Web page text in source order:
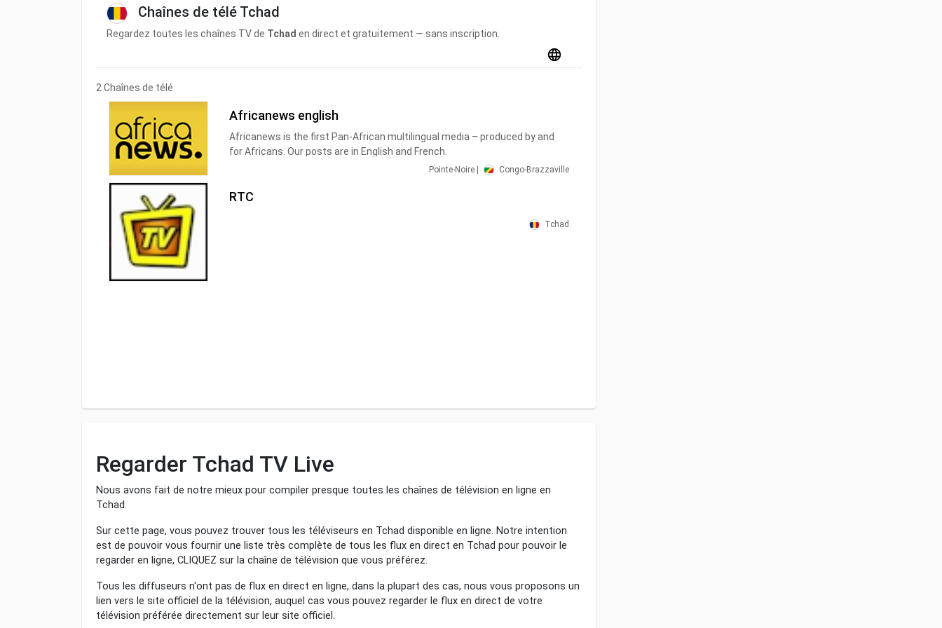
Chaînes de télé Tchad
Regardez toutes les chaînes TV de Tchad en direct et gratuitement — sans inscription.
2 Chaînes de télé
Africanews english
Africanews is the first Pan-African multilingual media – produced by and
for Africans. Our posts are in English and French.
Africanews is available in 38 countries and 11.7 million homes across sub-
saharan Africa Africanews is distributed by operators in the following
African Republic, Chad, Democratic Republic of Congo, Djibouti, Equatorial
Pointe-Noire | Congo-Brazzaville
RTC
Tchad
Regarder Tchad TV Live
Nous avons fait de notre mieux pour compiler presque toutes les chaînes de télévision en ligne en
Tchad.
Sur cette page, vous pouvez trouver tous les téléviseurs en Tchad disponible en ligne. Notre intention
est de pouvoir vous fournir une liste très complète de tous les flux en direct en Tchad pour pouvoir le
regarder en ligne, CLIQUEZ sur la chaîne de télévision que vous préférez.
Tous les diffuseurs n'ont pas de flux en direct en ligne, dans la plupart des cas, nous vous proposons un
lien vers le site officiel de la télévision, auquel cas vous pouvez regarder le flux en direct de votre
télévision préférée directement sur leur site officiel.